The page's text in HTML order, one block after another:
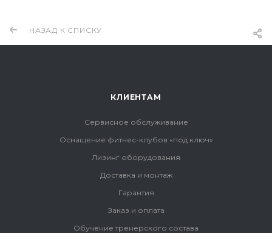
НАЗАД К СПИСКУ
КЛИЕНТАМ
Сервисное обслуживание
Оснащение фитнес-клубов «под ключ»
Лизинг оборудования
Доставка и монтаж
Гарантия
Заказ и оплата
Обучение тренерского состава